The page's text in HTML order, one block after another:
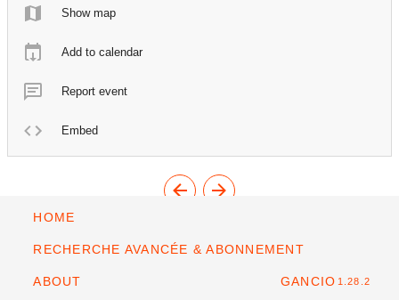
Show map
Add to calendar
Report event
Embed
HOME
RECHERCHE AVANCÉE & ABONNEMENT
ABOUT GANCIO 1.28.2